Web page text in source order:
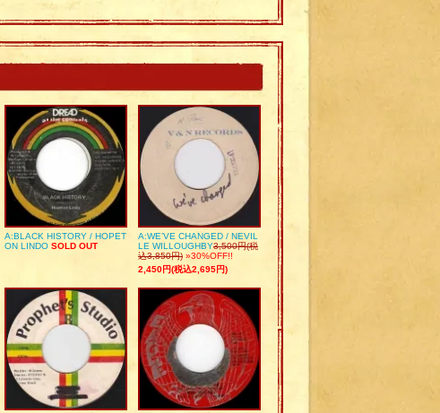
A:BLACK HISTORY / HOPET
ON LINDO SOLD OUT
A:WE’VE CHANGED / NEVIL
LE WILLOUGHBY3,500円(税
込3,850円) »30%OFF!!
2,450円(税込2,695円)